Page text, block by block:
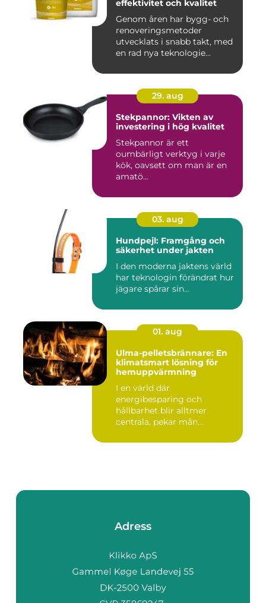
effektivitet och kvalitet
Genom åren har bygg- och
renoveringsmetoder
utvecklats i snabb takt, med
en rad nya teknologie...
29. aug
Stekpannor: Vikten av
investering i hög kvalitet
Stekpannor är ett
oumbärligt verktyg i varje
kök, oavsett om man är en
amatö...
03. aug
Hundpejl: Framgång och
säkerhet under jakten
I den moderna jaktens värld
har teknologin förändrat hur
jägare spårar sin...
01. aug
Ulma-pelletsbrännare: En
klimatsmart lösning för
hemuppvärmning
I en värld där
energibesparing och
hållbarhet blir alltmer
centrala, pekar mån...
Adress